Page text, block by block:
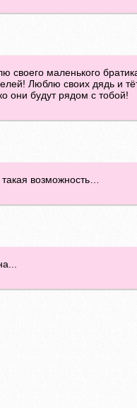
маленького
Люблю своих дядь и
они будут рядом с тобой!
возможность…